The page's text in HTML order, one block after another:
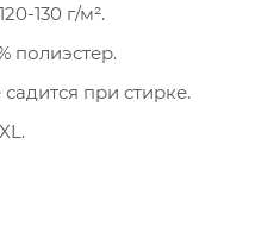
130 г/м².
полиэстер.
при стирке.